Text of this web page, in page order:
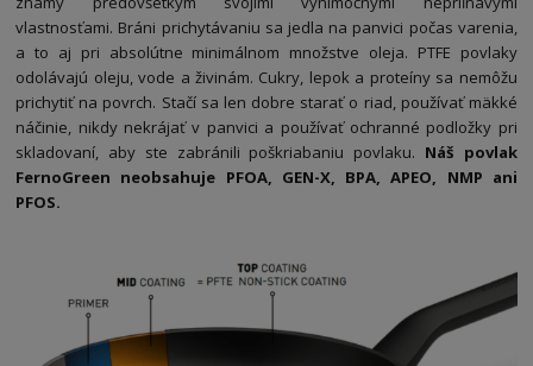
vlastnosťami. Bráni prichytávaniu sa jedla na panvici počas varenia,
a to aj pri absolútne minimálnom množstve oleja. PTFE povlaky
odolávajú oleju, vode a živinám. Cukry, lepok a proteíny sa nemôžu
prichytiť na povrch. Stačí sa len dobre starať o riad, používať mäkké
náčinie, nikdy nekrájať v panvici a používať ochranné podložky pri
skladovaní, aby ste zabránili poškriabaniu povlaku. Náš povlak
FernoGreen neobsahuje PFOA, GEN-X, BPA, APEO, NMP ani
PFOS.